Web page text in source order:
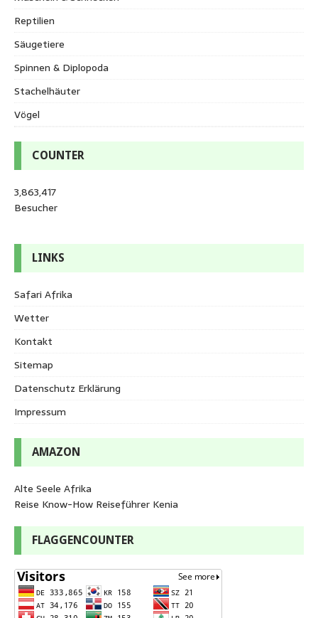
Reptilien
Säugetiere
Spinnen & Diplopoda
Stachelhäuter
Vögel
COUNTER
3,863,417
Besucher
LINKS
Safari Afrika
Wetter
Kontakt
Sitemap
Datenschutz Erklärung
Impressum
AMAZON
Alte Seele Afrika
Reise Know-How Reiseführer Kenia
FLAGGENCOUNTER